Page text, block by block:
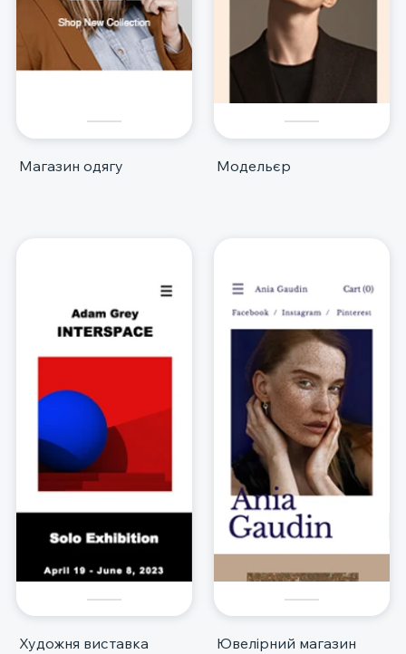
Магазин одягу Модельєр
Художня виставка Ювелірний магазин